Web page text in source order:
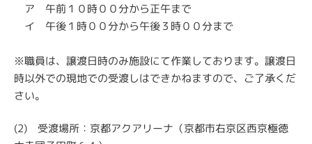
ア 午前１０時００分から正午まで
イ 午後１時００分から午後３時００分まで
※職員は、譲渡日時のみ施設にて作業しております。譲渡日
時以外での現地での受渡しはできかねますので、ご了承くだ
さい。
(2) 受渡場所：京都アクアリーナ（京都市右京区西京極徳